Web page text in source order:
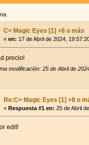
C> Magic Eyes [1] +8 o más
«en: 17 de Abril de 2024,
precio!
modificación: 25 de Abril de
Re:C> Magic Eyes [1] +8 o
«Respuesta #1 en: 25 de Abril
edit!